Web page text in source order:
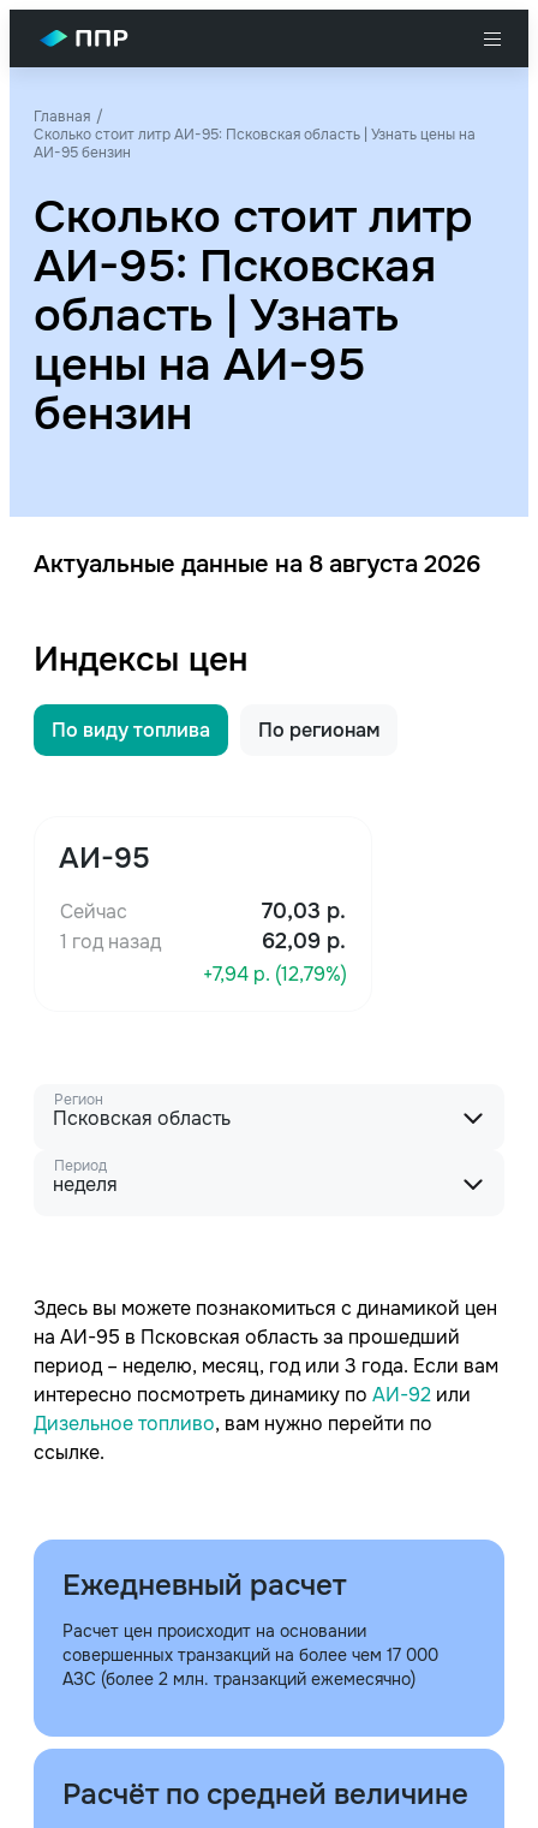
Главная
Сколько стоит литр АИ-95: Псковская область | Узнать цены на
АИ-95 бензин
Сколько стоит литр
АИ-95: Псковская
область | Узнать
цены на АИ-95
бензин
Актуальные данные на 8 августа 2026
Индексы цен
По виду топлива По регионам
Регион
Псковская область
Период
неделя
АИ-95
Сейчас 70,03 р.
1 год назад 62,09 р.
+7,94 р. (12,79%)
Здесь вы можете познакомиться с динамикой цен
на АИ-95 в Псковская область за прошедший
период – неделю, месяц, год или 3 года. Если вам
интересно посмотреть динамику по АИ-92 или
Дизельное топливо, вам нужно перейти по
ссылке.
Ежедневный расчет
Расчет цен происходит на основании
совершенных транзакций на более чем 17 000
АЗС (более 2 млн. транзакций ежемесячно)
Расчёт по средней величине